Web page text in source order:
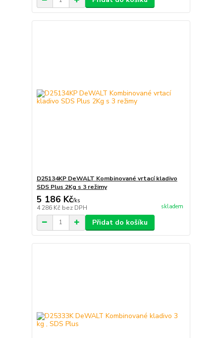
D25134KP DeWALT Kombinované vrtací kladivo
SDS Plus 2Kg s 3 režimy
5 186 Kč/ks
4 286 Kč bez DPH skladem
Přidat do košíku